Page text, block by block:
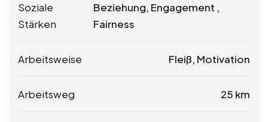
Soziale
Stärken
Beziehung, Engagement ,
Fairness
Arbeitsweise Fleiß, Motivation
Arbeitsweg 25 km